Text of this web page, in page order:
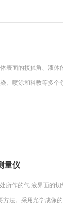
表面的接触角、液体
、喷涂和科教等多个
量仪
所作的气-液界面的
法。采用光学成像的